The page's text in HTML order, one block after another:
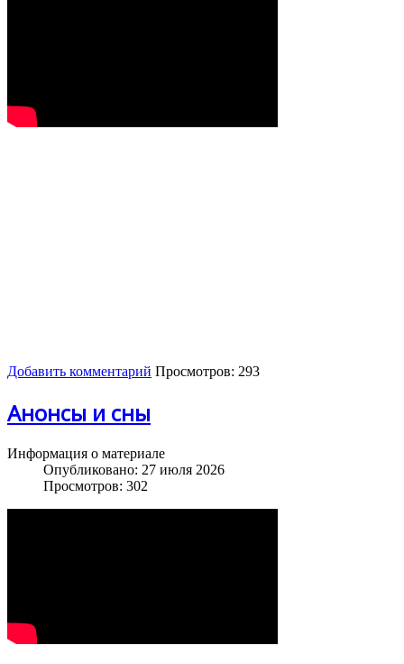
Добавить комментарий Просмотров: 293
Анонсы и сны
Информация о материале
Опубликовано: 27 июля 2026
Просмотров: 302